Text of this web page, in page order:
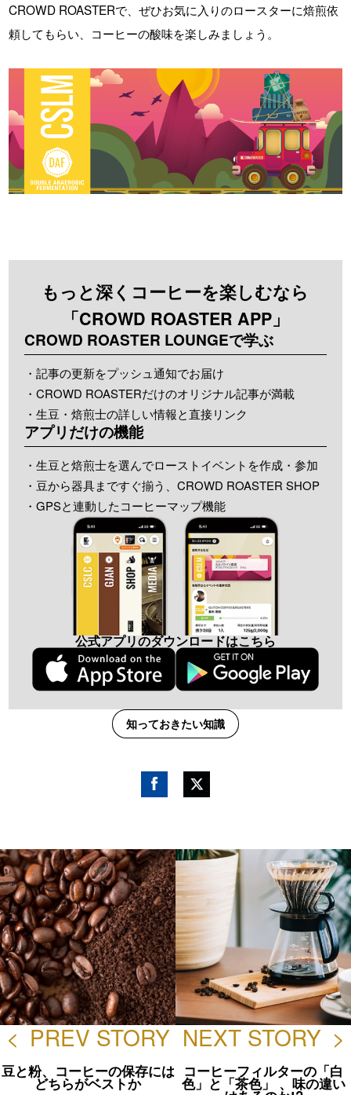
CROWD ROASTERで、ぜひお気に入りのロースターに焙煎依
頼してもらい、コーヒーの酸味を楽しみましょう。
もっと深くコーヒーを楽しむなら
「CROWD ROASTER APP」
CROWD ROASTER LOUNGEで学ぶ
・記事の更新をプッシュ通知でお届け
・CROWD ROASTERだけのオリジナル記事が満載
・生豆・焙煎士の詳しい情報と直接リンク
アプリだけの機能
・生豆と焙煎士を選んでローストイベントを作成・参加
・豆から器具まですぐ揃う、CROWD ROASTER SHOP
・GPSと連動したコーヒーマップ機能
公式アプリのダウンロードはこちら
知っておきたい知識
ok
< PREV STORY
豆と粉、コーヒーの保存には
どちらがベストか
NEXT STORY >
コーヒーフィルターの「白
色」と「茶色」 、味の違い